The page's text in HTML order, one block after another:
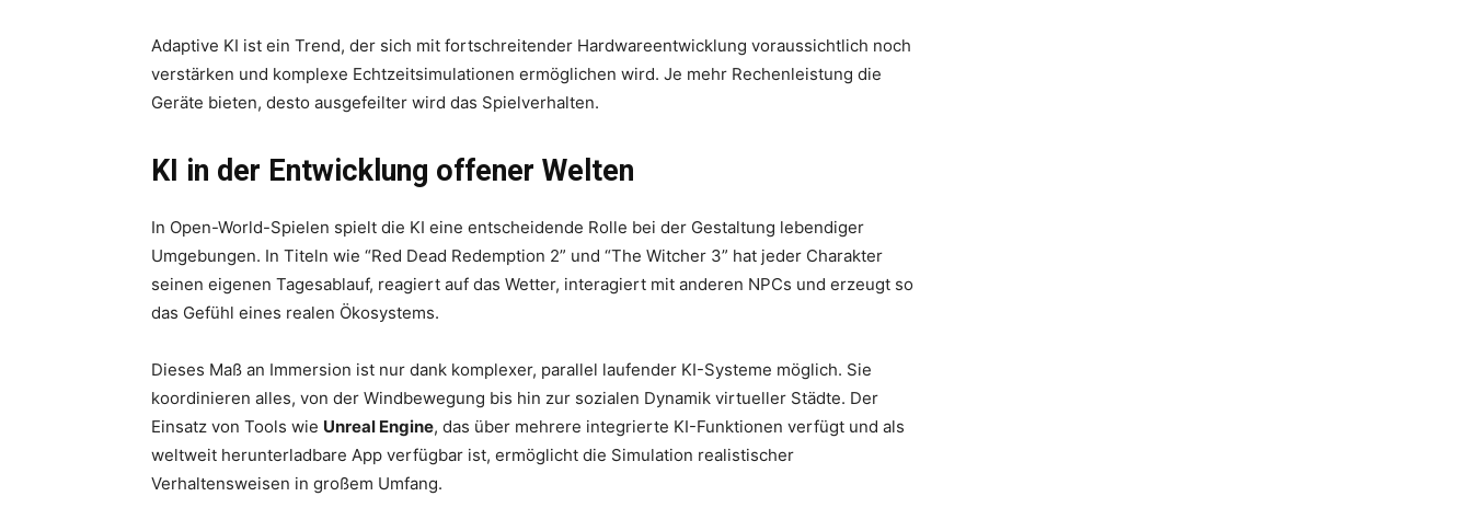
Adaptive KI ist ein Trend, der sich mit fortschreitender Hardwareentwicklung voraussichtlich noch
verstärken und komplexe Echtzeitsimulationen ermöglichen wird. Je mehr Rechenleistung die
Geräte bieten, desto ausgefeilter wird das Spielverhalten.
KI in der Entwicklung offener Welten
In Open-World-Spielen spielt die KI eine entscheidende Rolle bei der Gestaltung lebendiger
Umgebungen. In Titeln wie “Red Dead Redemption 2” und “The Witcher 3” hat jeder Charakter
seinen eigenen Tagesablauf, reagiert auf das Wetter, interagiert mit anderen NPCs und erzeugt so
das Gefühl eines realen Ökosystems.
Dieses Maß an Immersion ist nur dank komplexer, parallel laufender KI-Systeme möglich. Sie
koordinieren alles, von der Windbewegung bis hin zur sozialen Dynamik virtueller Städte. Der
Einsatz von Tools wie Unreal Engine, das über mehrere integrierte KI-Funktionen verfügt und als
weltweit herunterladbare App verfügbar ist, ermöglicht die Simulation realistischer
Verhaltensweisen in großem Umfang.